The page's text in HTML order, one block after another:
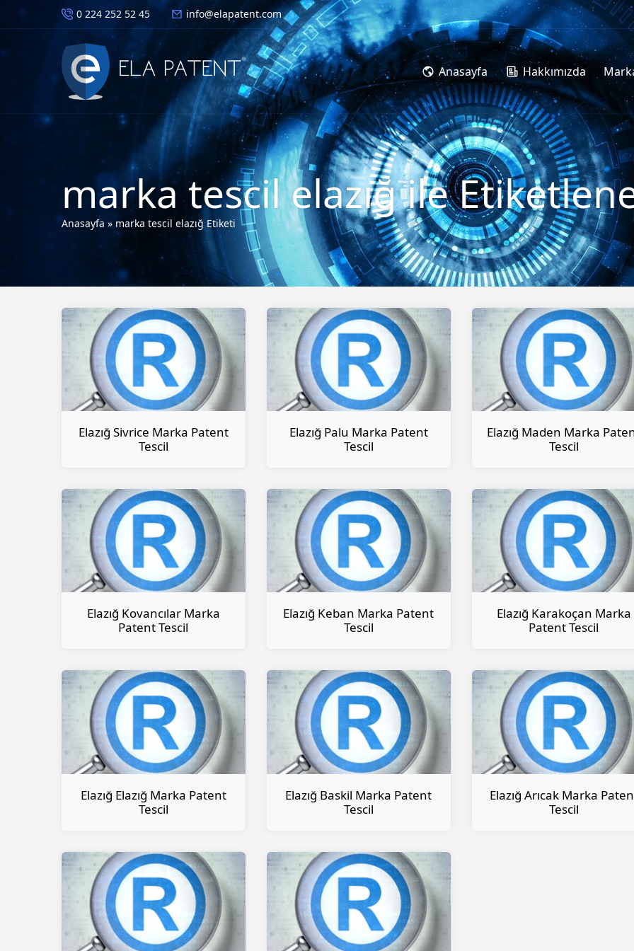
0 224 252 52 45 info@elapatent.com
Anasayfa Hakkımızda
marka tescil elazığ ile
Anasayfa » marka tescil elazığ Etiketi
Elazığ Sivrice Marka Patent
Tescil
Elazığ Palu Marka Patent
Tescil
Elazığ Maden Marka
Tescil
Elazığ Kovancılar Marka
Patent Tescil
Elazığ Keban Marka Patent
Tescil
Elazığ Karakoçan Marka
Patent Tescil
Elazığ Elazığ Marka Patent
Tescil
Elazığ Baskil Marka Patent
Tescil
Elazığ Arıcak Marka
Tescil